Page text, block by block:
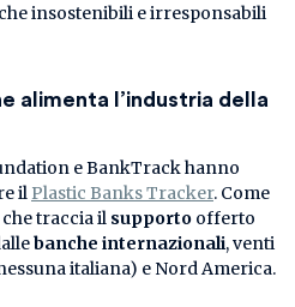
insostenibili e irresponsabili
alimenta l’industria della
e BankTrack hanno
il Plastic Banks Tracker. Come
che traccia il supporto offerto
banche internazionali, venti
italiana) e Nord America.